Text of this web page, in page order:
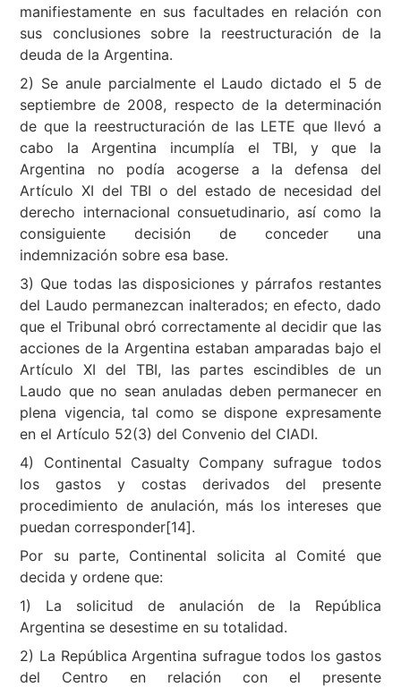
manifiestamente en sus facultades en relación con
sus conclusiones sobre la reestructuración de la
deuda de la Argentina.
2) Se anule parcialmente el Laudo dictado el 5 de
septiembre de 2008, respecto de la determinación
de que la reestructuración de las LETE que llevó a
cabo la Argentina incumplía el TBI, y que la
Argentina no podía acogerse a la defensa del
Artículo XI del TBI o del estado de necesidad del
derecho internacional consuetudinario, así como la
consiguiente decisión de conceder una
indemnización sobre esa base.
3) Que todas las disposiciones y párrafos restantes
del Laudo permanezcan inalterados; en efecto, dado
que el Tribunal obró correctamente al decidir que las
acciones de la Argentina estaban amparadas bajo el
Artículo XI del TBI, las partes escindibles de un
Laudo que no sean anuladas deben permanecer en
plena vigencia, tal como se dispone expresamente
en el Artículo 52(3) del Convenio del CIADI.
4) Continental Casualty Company sufrague todos
los gastos y costas derivados del presente
procedimiento de anulación, más los intereses que
puedan corresponder[14].
Por su parte, Continental solicita al Comité que
decida y ordene que:
1) La solicitud de anulación de la República
Argentina se desestime en su totalidad.
2) La República Argentina sufrague todos los gastos
del Centro en relación con el presente